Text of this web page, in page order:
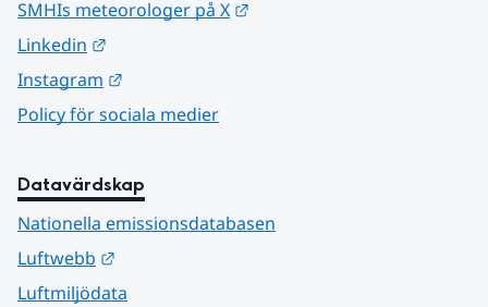
SMHIs meteorologer på X
Linkedin
Instagram
Policy för sociala medier
Datavärdskap
Nationella emissionsdatabasen
Luftwebb
Luftmiljödata